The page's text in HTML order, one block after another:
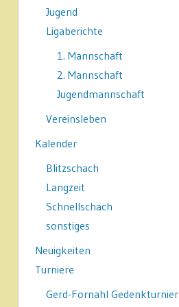
Jugend
Ligaberichte
1. Mannschaft
2. Mannschaft
Jugendmannschaft
Vereinsleben
Kalender
Blitzschach
Langzeit
Schnellschach
sonstiges
Neuigkeiten
Turniere
Gerd-Fornahl Gedenkturnier